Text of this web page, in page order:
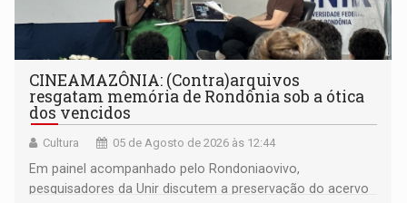
CINEAMAZÔNIA: (Contra)arquivos
resgatam memória de Rondônia sob a ótica
dos vencidos
Cultura 05 de Agosto de 2026 às 12:44
Em painel acompanhado pelo Rondoniaovivo,
pesquisadores da Unir discutem a preservação do acervo